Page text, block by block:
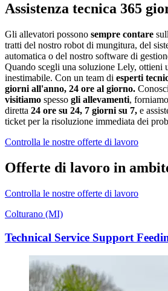
Assistenza tecnica 365
Gli allevatori possono sempre contare
tratti del nostro robot di mungitura, del
automatica o del nostro software di
Quando scegli una soluzione Lely, ottieni
inestimabile. Con un team di esperti
giorni all'anno, 24 ore al giorno.
visitiamo spesso gli allevamenti,
diretta 24 ore su 24, 7 giorni su 7, e
ticket per la risoluzione immediata dei
Controlla le nostre offerte di lavoro
Offerte di lavoro in
Controlla le nostre offerte di lavoro
Colturano (MI)
Technical Service Support